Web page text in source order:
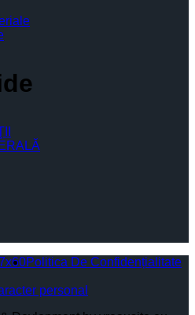
Politica De Confidențialitate
personal